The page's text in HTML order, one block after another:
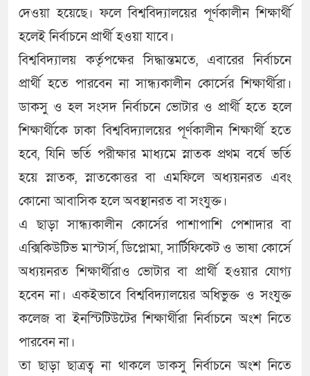
দেওয়া হয়েছে। ফলে বিশ্ববিদ্যালয়ের পূর্ণকালীন শিক্ষার্থী
হলেই নির্বাচনে প্রার্থী হওয়া যাবে।
বিশ্ববিদ্যালয় কর্তৃপক্ষের সিদ্ধান্তমতে, এবারের নির্বাচনে
প্রার্থী হতে পারবেন না সান্ধ্যকালীন কোর্সের শিক্ষার্থীরা।
ডাকসু ও হল সংসদ নির্বাচনে ভোটার ও প্রার্থী হতে হলে
শিক্ষার্থীকে ঢাকা বিশ্ববিদ্যালয়ের পূর্ণকালীন শিক্ষার্থী হতে
হবে, যিনি ভর্তি পরীক্ষার মাধ্যমে স্নাতক প্রথম বর্ষে ভর্তি
হয়ে স্নাতক, স্নাতকোত্তর বা এমফিলে অধ্যয়নরত এবং
কোনো আবাসিক হলে অবস্থানরত বা সংযুক্ত।
এ ছাড়া সান্ধ্যকালীন কোর্সের পাশাপাশি পেশাদার বা
এক্সিকিউটিভ মাস্টার্স, ডিপ্লোমা, সার্টিফিকেট ও ভাষা কোর্সে
অধ্যয়নরত শিক্ষার্থীরাও ভোটার বা প্রার্থী হওয়ার যোগ্য
হবেন না। একইভাবে বিশ্ববিদ্যালয়ের অধিভুক্ত ও সংযুক্ত
কলেজ বা ইনস্টিটিউটের শিক্ষার্থীরা নির্বাচনে অংশ নিতে
পারবেন না।
তা ছাড়া ছাত্রত্ব না থাকলে ডাকসু নির্বাচনে অংশ নিতে